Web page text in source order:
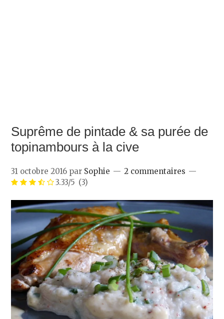
Suprême de pintade & sa purée de
topinambours à la cive
31 octobre 2016 par Sophie
2 commentaires
3.33/5 (3)